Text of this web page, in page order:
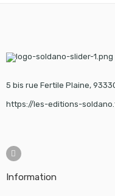
5 bis rue Fertile Plaine,
https://les-editions-
Information